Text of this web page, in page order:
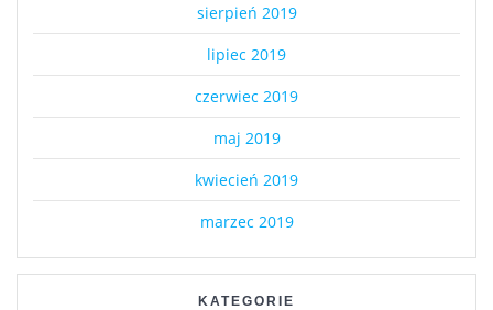
sierpień 2019
lipiec 2019
czerwiec 2019
maj 2019
kwiecień 2019
marzec 2019
KATEGORIE